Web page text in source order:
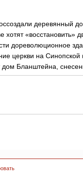
деревянный
хотят «восстановить»
дореволюционное
церкви на Синопской
дом Бланштейна,